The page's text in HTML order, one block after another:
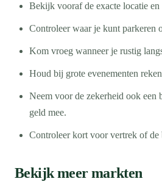
Bekijk vooraf de exacte locatie en
Controleer waar je kunt parkeren
Kom vroeg wanneer je rustig
Houd bij grote evenementen
Neem voor de zekerheid ook een
geld mee.
Controleer kort voor vertrek of de
Bekijk meer markten